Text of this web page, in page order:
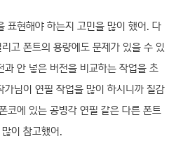
표현해야 하는지 고민을 많이 했어. 다
고 폰트의 용량에도 문제가 있을 수 있
과 안 넣은 버전을 비교하는 작업을 초
님이 연필 작업을 많이 하시니까 질감
코에 있는 공병각 연필 같은 다른 폰트
이 참고했어.